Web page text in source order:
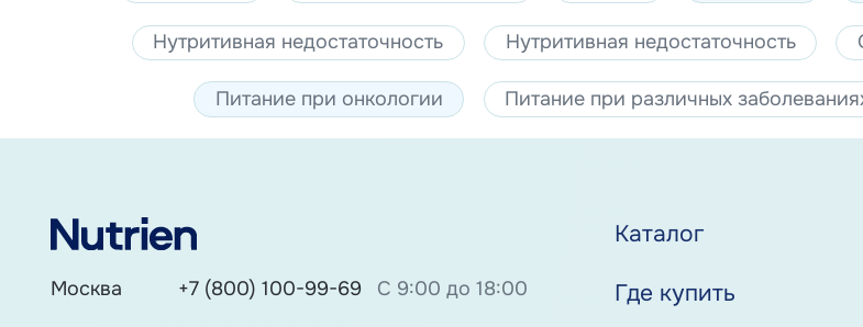
Нутритивная недостаточность Нутритивная недостаточность
Питание при онкологии Питание при различных
Москва +7 (800) 100-99-69
С 9:00 до 18:00
Каталог
Где купить